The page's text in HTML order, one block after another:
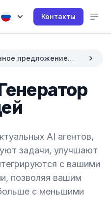
Контакты
предложение
AI агентов,
задачи, улучшают
с вашими
позволяя вашим
с меньшими